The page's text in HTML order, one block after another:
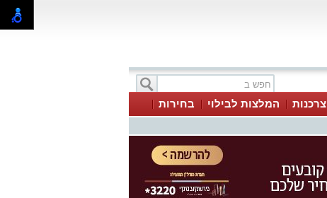
צרכנות המלצות לבילוי
בחירות